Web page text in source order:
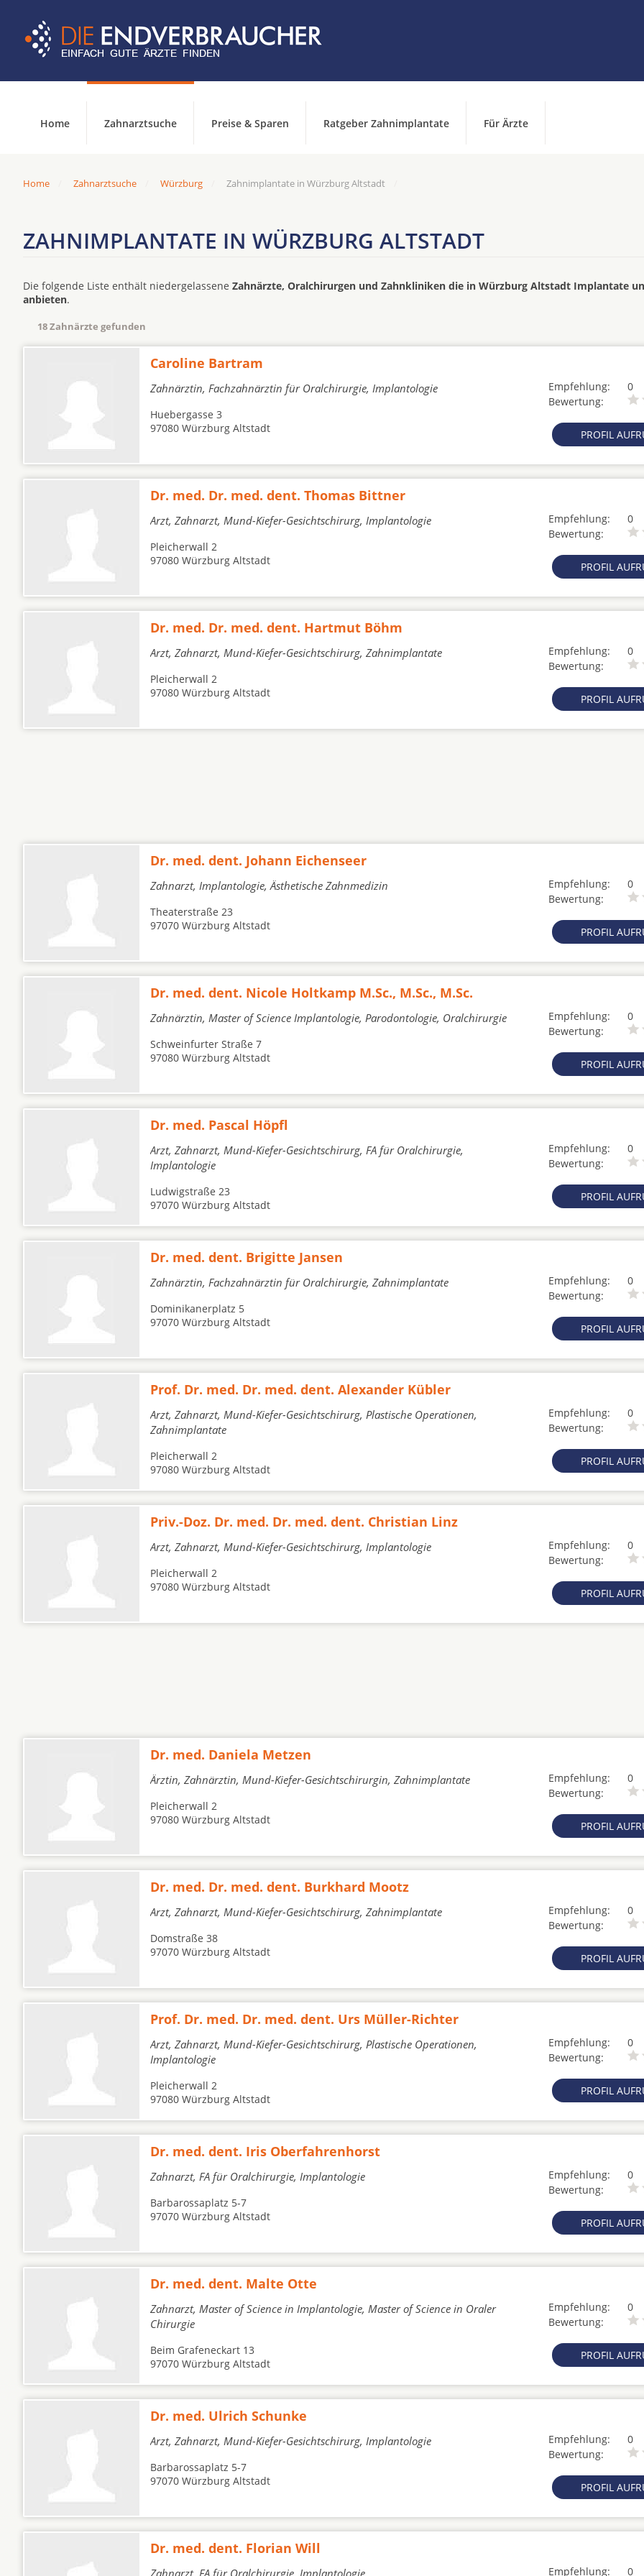
Home Zahnarztsuche Preise & Sparen Ratgeber Zahnimplantate Für Ärzte
Home Zahnarztsuche Würzburg Zahnimplantate in Würzburg Altstadt
ZAHNIMPLANTATE IN WÜRZBURG ALTSTADT
Die folgende Liste enthält niedergelassene Zahnärzte, Oralchirurgen und Zahnkliniken die in Würzburg Altstadt Implantate
anbieten.
18 Zahnärzte gefunden
Caroline Bartram
Zahnärztin, Fachzahnärztin für Oralchirurgie, Implantologie Empfehlung:
0
Bewertung:
PROFIL
Huebergasse 3
97080 Würzburg Altstadt
Dr. med. Dr. med. dent. Thomas Bittner
Arzt, Zahnarzt, Mund-Kiefer-Gesichtschirurg, Implantologie Empfehlung:
0
Bewertung:
PROFIL
Pleicherwall 2
97080 Würzburg Altstadt
Dr. med. Dr. med. dent. Hartmut Böhm
Arzt, Zahnarzt, Mund-Kiefer-Gesichtschirurg, Zahnimplantate Empfehlung:
0
Bewertung:
PROFIL
Pleicherwall 2
97080 Würzburg Altstadt
Dr. med. dent. Johann Eichenseer
Zahnarzt, Implantologie, Ästhetische Zahnmedizin Empfehlung:
0
Bewertung:
PROFIL
Theaterstraße 23
97070 Würzburg Altstadt
Dr. med. dent. Nicole Holtkamp M.Sc., M.Sc., M.Sc.
Zahnärztin, Master of Science Implantologie, Parodontologie, Oralchirurgie Empfehlung:
0
Bewertung:
PROFIL
Schweinfurter Straße 7
97080 Würzburg Altstadt
Dr. med. Pascal Höpfl
Arzt, Zahnarzt, Mund-Kiefer-Gesichtschirurg, FA für Oralchirurgie,
Implantologie
Empfehlung:
0
Bewertung:
PROFIL
Ludwigstraße 23
97070 Würzburg Altstadt
Dr. med. dent. Brigitte Jansen
Zahnärztin, Fachzahnärztin für Oralchirurgie, Zahnimplantate Empfehlung:
0
Bewertung:
PROFIL
Dominikanerplatz 5
97070 Würzburg Altstadt
Prof. Dr. med. Dr. med. dent. Alexander Kübler
Arzt, Zahnarzt, Mund-Kiefer-Gesichtschirurg, Plastische Operationen,
Zahnimplantate
Empfehlung:
0
Bewertung:
PROFIL
Pleicherwall 2
97080 Würzburg Altstadt
Priv.-Doz. Dr. med. Dr. med. dent. Christian Linz
Arzt, Zahnarzt, Mund-Kiefer-Gesichtschirurg, Implantologie Empfehlung:
0
Bewertung:
PROFIL
Pleicherwall 2
97080 Würzburg Altstadt
Dr. med. Daniela Metzen
Ärztin, Zahnärztin, Mund-Kiefer-Gesichtschirurgin, Zahnimplantate Empfehlung:
0
Bewertung:
PROFIL
Pleicherwall 2
97080 Würzburg Altstadt
Dr. med. Dr. med. dent. Burkhard Mootz
Arzt, Zahnarzt, Mund-Kiefer-Gesichtschirurg, Zahnimplantate Empfehlung:
0
Bewertung:
PROFIL
Domstraße 38
97070 Würzburg Altstadt
Prof. Dr. med. Dr. med. dent. Urs Müller-Richter
Arzt, Zahnarzt, Mund-Kiefer-Gesichtschirurg, Plastische Operationen,
Implantologie
Empfehlung:
0
Bewertung:
PROFIL
Pleicherwall 2
97080 Würzburg Altstadt
Dr. med. dent. Iris Oberfahrenhorst
Zahnarzt, FA für Oralchirurgie, Implantologie Empfehlung:
0
Bewertung:
PROFIL
Barbarossaplatz 5-7
97070 Würzburg Altstadt
Dr. med. dent. Malte Otte
Zahnarzt, Master of Science in Implantologie, Master of Science in Oraler
Chirurgie
Empfehlung:
0
Bewertung:
PROFIL
Beim Grafeneckart 13
97070 Würzburg Altstadt
Dr. med. Ulrich Schunke
Arzt, Zahnarzt, Mund-Kiefer-Gesichtschirurg, Implantologie Empfehlung:
0
Bewertung:
PROFIL
Barbarossaplatz 5-7
97070 Würzburg Altstadt
Dr. med. dent. Florian Will
Zahnarzt, FA für Oralchirurgie, Implantologie Empfehlung: 0